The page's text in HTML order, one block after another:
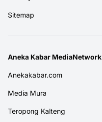
Sitemap
Aneka Kabar MediaNetwork
Anekakabar.com
Media Mura
Teropong Kalteng